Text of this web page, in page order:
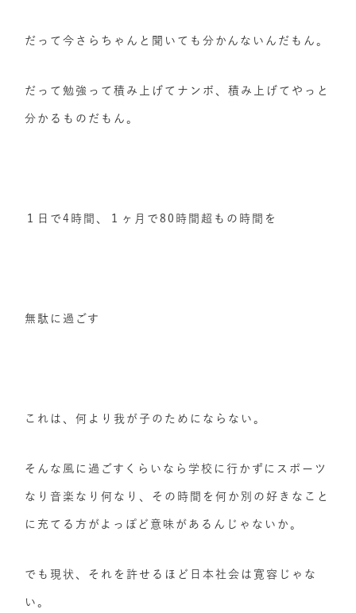
だって今さらちゃんと聞いても分かんないんだもん。
だって勉強って積み上げてナンボ、積み上げてやっと
分かるものだもん。
１日で4時間、１ヶ月で80時間超もの時間を
無駄に過ごす
これは、何より我が子のためにならない。
そんな風に過ごすくらいなら学校に行かずにスポーツ
なり音楽なり何なり、その時間を何か別の好きなこと
に充てる方がよっぽど意味があるんじゃないか。
でも現状、それを許せるほど日本社会は寛容じゃな
い。